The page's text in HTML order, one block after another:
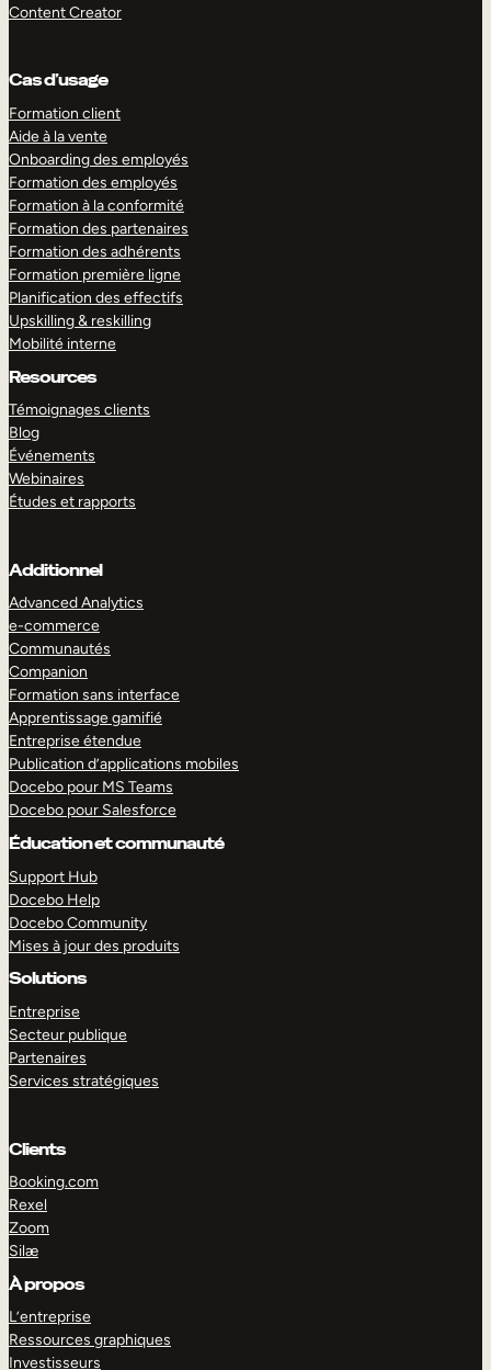
Content Creator
Cas d’usage
Formation client
Aide à la vente
Onboarding des employés
Formation des employés
Formation à la conformité
Formation des partenaires
Formation des adhérents
Formation première ligne
Planification des effectifs
Upskilling & reskilling
Mobilité interne
Resources
Témoignages clients
Blog
Événements
Webinaires
Études et rapports
Additionnel
Advanced Analytics
e-commerce
Communautés
Companion
Formation sans interface
Apprentissage gamifié
Entreprise étendue
Publication d’applications mobiles
Docebo pour MS Teams
Docebo pour Salesforce
Éducation et communauté
Support Hub
Docebo Help
Docebo Community
Mises à jour des produits
Solutions
Entreprise
Secteur publique
Partenaires
Services stratégiques
Clients
Booking.com
Rexel
Zoom
Silæ
À propos
L’entreprise
Ressources graphiques
Investisseurs